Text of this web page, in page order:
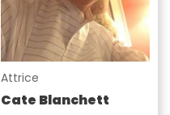
Attrice
Cate Blanchett